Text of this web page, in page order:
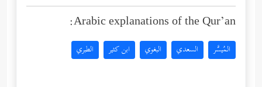
Arabic explanations of the Qur’an:
المُيسَّر السعدي البغوي ابن كثير الطبري